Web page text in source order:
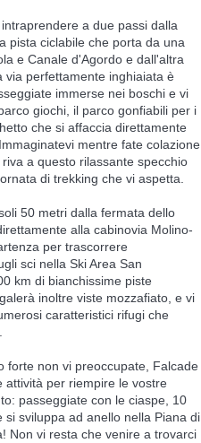
a due passi dalla
pista ciclabile che porta da una
e Canale d'Agordo e dall'altra
via perfettamente inghiaiata è
immerse nei boschi e vi
giochi, il parco gonfiabili per i
che si affaccia direttamente
mentre fate colazione
a questo rilassante specchio
di trekking che vi aspetta.
50 metri dalla fermata dello
alla cabinovia Molino-
per trascorrere
sci nella Ski Area San
km di bianchissime piste
inoltre viste mozzafiato, e vi
caratteristici rifugi che
forte non vi preoccupate, Falcade
attività per riempire le vostre
passeggiate con le ciaspe, 10
si sviluppa ad anello nella Piana di
Non vi resta che venire a trovarci